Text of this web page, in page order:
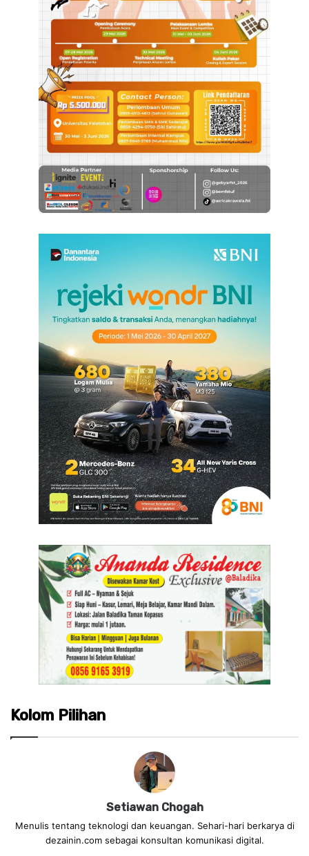
Kolom Pilihan
Setiawan Chogah
Menulis tentang teknologi dan keuangan. Sehari-hari berkarya di
dezainin.com sebagai konsultan komunikasi digital.